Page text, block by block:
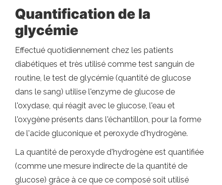
Quantification de la
glycémie
Effectué quotidiennement chez les patients
diabétiques et très utilisé comme test sanguin de
routine, le test de glycémie (quantité de glucose
dans le sang) utilise l'enzyme de glucose de
l'oxydase, qui réagit avec le glucose, l'eau et
l'oxygène présents dans l'échantillon, pour la forme
de l'acide gluconique et peroxyde d'hydrogène.
La quantité de peroxyde d'hydrogène est quantifiée
(comme une mesure indirecte de la quantité de
glucose) grâce à ce que ce composé soit utilisé